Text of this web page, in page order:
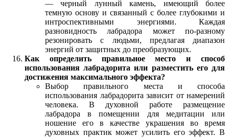
— черный лунный камень, имеющий более
темную основу и связанный с более глубокими и
интроспективными энергиями. Каждая
разновидность лабрадора может по-разному
резонировать с людьми, предлагая диапазон
энергий от защитных до преобразующих.
Как определить правильное место и способ
использования лабрадорита или разместить его для
достижения максимального эффекта?
Выбор правильного места и способа
использования лабрадорита зависит от намерений
человека. В духовной работе размещение
лабрадора в помещении для медитации или
ношение его в качестве украшения во время
духовных практик может усилить его эффект. В